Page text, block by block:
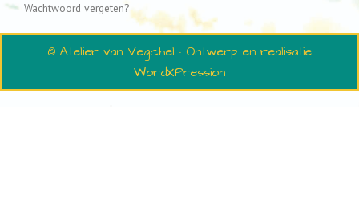
Wachtwoord vergeten?
© Atelier van Vegchel · Ontwerp en realisatie
WordXPression